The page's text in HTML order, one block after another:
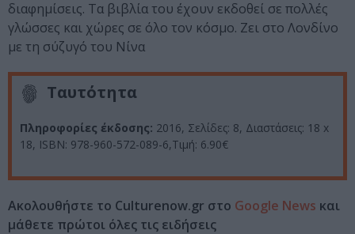
διαφημίσεις. Τα βιβλία του έχουν εκδοθεί σε πολλές
γλώσσες και χώρες σε όλο τον κόσμο. Ζει στο Λονδίνο
με τη σύζυγό του Νίνα
Ταυτότητα
Πληροφορίες έκδοσης: 2016, Σελίδες: 8, Διαστάσεις: 18 x
18, ISBN: 978-960-572-089-6,Τιμή: 6.90€
Ακολουθήστε το Culturenow.gr στο Google News και
μάθετε πρώτοι όλες τις ειδήσεις